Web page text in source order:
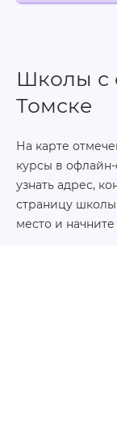
Школы с
Томске
На карте
курсы в
узнать адрес,
страницу
место и